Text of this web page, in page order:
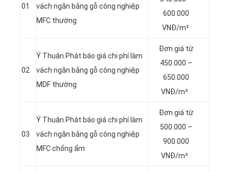
01
vách ngăn bằng gỗ công nghiệp
MFC thường
600.000
VNĐ/m²
02
Ý Thuận Phát báo giá chi phí làm
vách ngăn bằng gỗ công nghiệp
MDF thường
Đơn giá từ
450.000 –
650.000
VNĐ/m²
03
Ý Thuận Phát báo giá chi phí làm
vách ngăn bằng gỗ công nghiệp
MFC chống ẩm
Đơn giá từ
500.000 –
900.000
VNĐ/m²